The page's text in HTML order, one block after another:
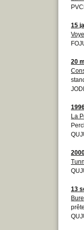
15
20
La
13
Bure